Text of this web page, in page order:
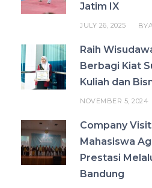
Jatim IX
JULY 26, 2025 BY
Raih
Berbagi Kiat
Kuliah dan
NOVEMBER 5, 2024
Company
Mahasiswa
Prestasi
Bandung